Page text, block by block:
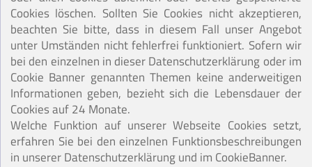
Cookies löschen. Sollten Sie Cookies nicht akzeptieren,
beachten Sie bitte, dass in diesem Fall unser Angebot
unter Umständen nicht fehlerfrei funktioniert. Sofern wir
bei den einzelnen in dieser Datenschutzerklärung oder im
Cookie Banner genannten Themen keine anderweitigen
Informationen geben, bezieht sich die Lebensdauer der
Cookies auf 24 Monate.
Welche Funktion auf unserer Webseite Cookies setzt,
erfahren Sie bei den einzelnen Funktionsbeschreibungen
in unserer Datenschutzerklärung und im CookieBanner.